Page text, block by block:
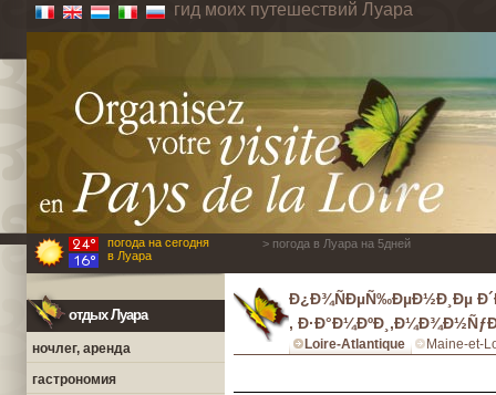
гид моих путешествий Луара
погода на сегодня
в Луара
> погода в Луара на 5дней
отдых Луара
ночлег, аренда
гастрономия
Ð¿Ð¾ÑÐµÑ‰ÐµÐ½Ð¸Ðµ
,
Loire-Atlantique Maine-et-